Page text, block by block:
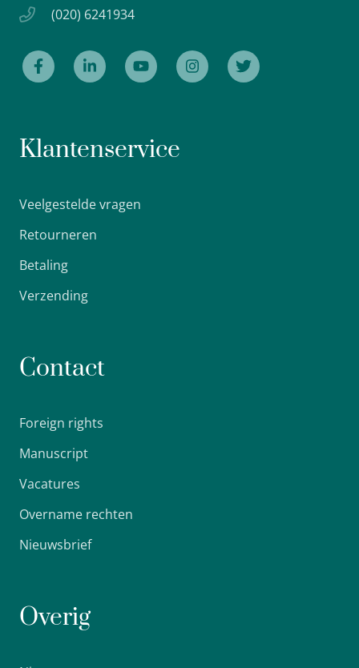
(020) 6241934
Klantenservice
Veelgestelde vragen
Retourneren
Betaling
Verzending
Contact
Foreign rights
Manuscript
Vacatures
Overname rechten
Nieuwsbrief
Overig